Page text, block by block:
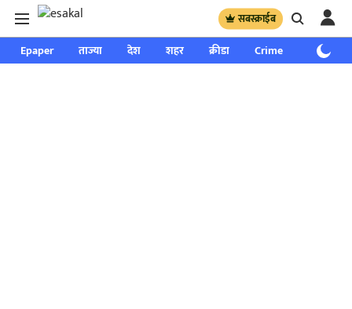
सबस्क्राईब
Epaper ताज्या देश शहर क्रीडा Crime साप्ताहिक